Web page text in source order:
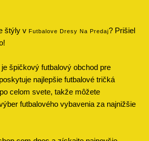
štýly v Futbalove Dresy Na Predaj? Prišiel
špičkový futbalový obchod pre
najlepšie futbalové tričká
celom svete, takže môžete
futbalového vybavenia za najnižšie